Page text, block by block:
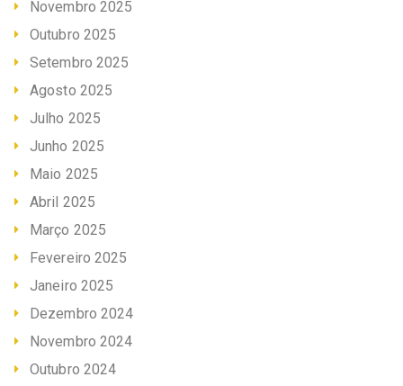
Novembro 2025
Outubro 2025
Setembro 2025
Agosto 2025
Julho 2025
Junho 2025
Maio 2025
Abril 2025
Março 2025
Fevereiro 2025
Janeiro 2025
Dezembro 2024
Novembro 2024
Outubro 2024